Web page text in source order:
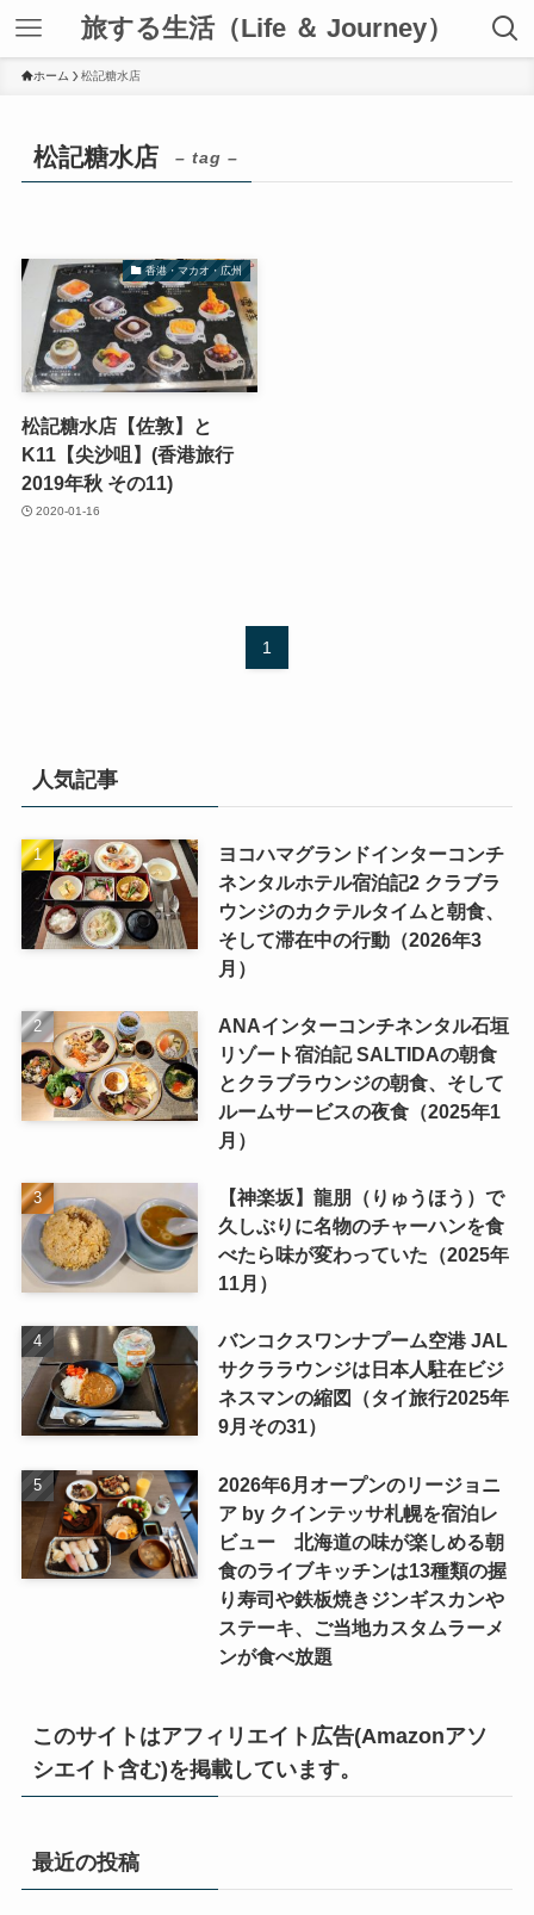
旅する生活（Life ＆ Journey）
ホーム 松記糖水店
松記糖水店 – tag –
香港・マカオ・広州
松記糖水店【佐敦】と
K11【尖沙咀】(香港旅行
2019年秋 その11)
2020-01-16
1
人気記事
ヨコハマグランドインターコンチ
ネンタルホテル宿泊記2 クラブラ
ウンジのカクテルタイムと朝食、
そして滞在中の行動（2026年3
月）
ANAインターコンチネンタル石垣
リゾート宿泊記 SALTIDAの朝食
とクラブラウンジの朝食、そして
ルームサービスの夜食（2025年1
月）
【神楽坂】龍朋（りゅうほう）で
久しぶりに名物のチャーハンを食
べたら味が変わっていた（2025年
11月）
バンコクスワンナプーム空港 JAL
サクララウンジは日本人駐在ビジ
ネスマンの縮図（タイ旅行2025年
9月その31）
2026年6月オープンのリージョニ
ア by クインテッサ札幌を宿泊レ
ビュー 北海道の味が楽しめる朝
食のライブキッチンは13種類の握
り寿司や鉄板焼きジンギスカンや
ステーキ、ご当地カスタムラーメ
ンが食べ放題
このサイトはアフィリエイト広告(Amazonアソ
シエイト含む)を掲載しています。
最近の投稿